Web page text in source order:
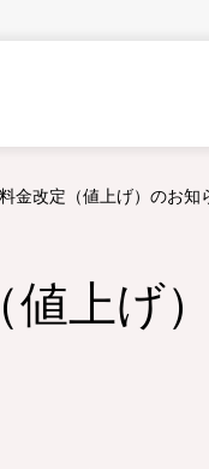
料金改定（値上げ）のお知
値上げ